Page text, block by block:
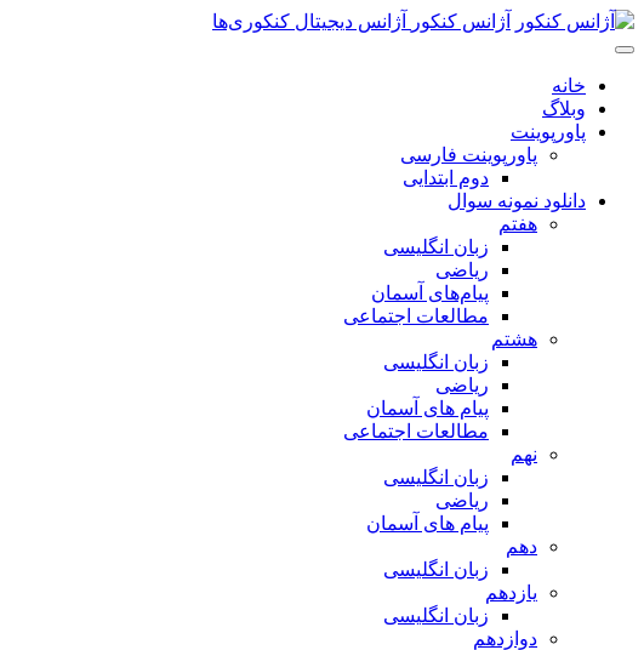
پرش
به
اصلی
آژانس کنکور آژانس دیجیتال کنکوری‌ها
خانه
وبلاگ
پاورپوینت
پاورپوینت فارسی
دوم ابتدایی
دانلود نمونه سوال
هفتم
زبان انگلیسی
ریاضی
پیام‌های آسمان
مطالعات اجتماعی
هشتم
زبان انگلیسی
ریاضی
پیام های آسمان
مطالعات اجتماعی
نهم
زبان انگلیسی
ریاضی
پیام های آسمان
دهم
زبان انگلیسی
یازدهم
زبان انگلیسی
دوازدهم